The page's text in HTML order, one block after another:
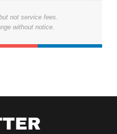
not service fees.
without notice.